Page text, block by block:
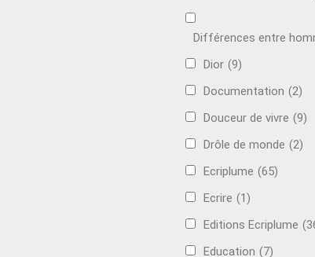
Différences entre
Dior (9)
Documentation (2)
Douceur de vivre (9)
Drôle de monde (2)
Ecriplume (65)
Ecrire (1)
Editions Ecriplume
Education (7)